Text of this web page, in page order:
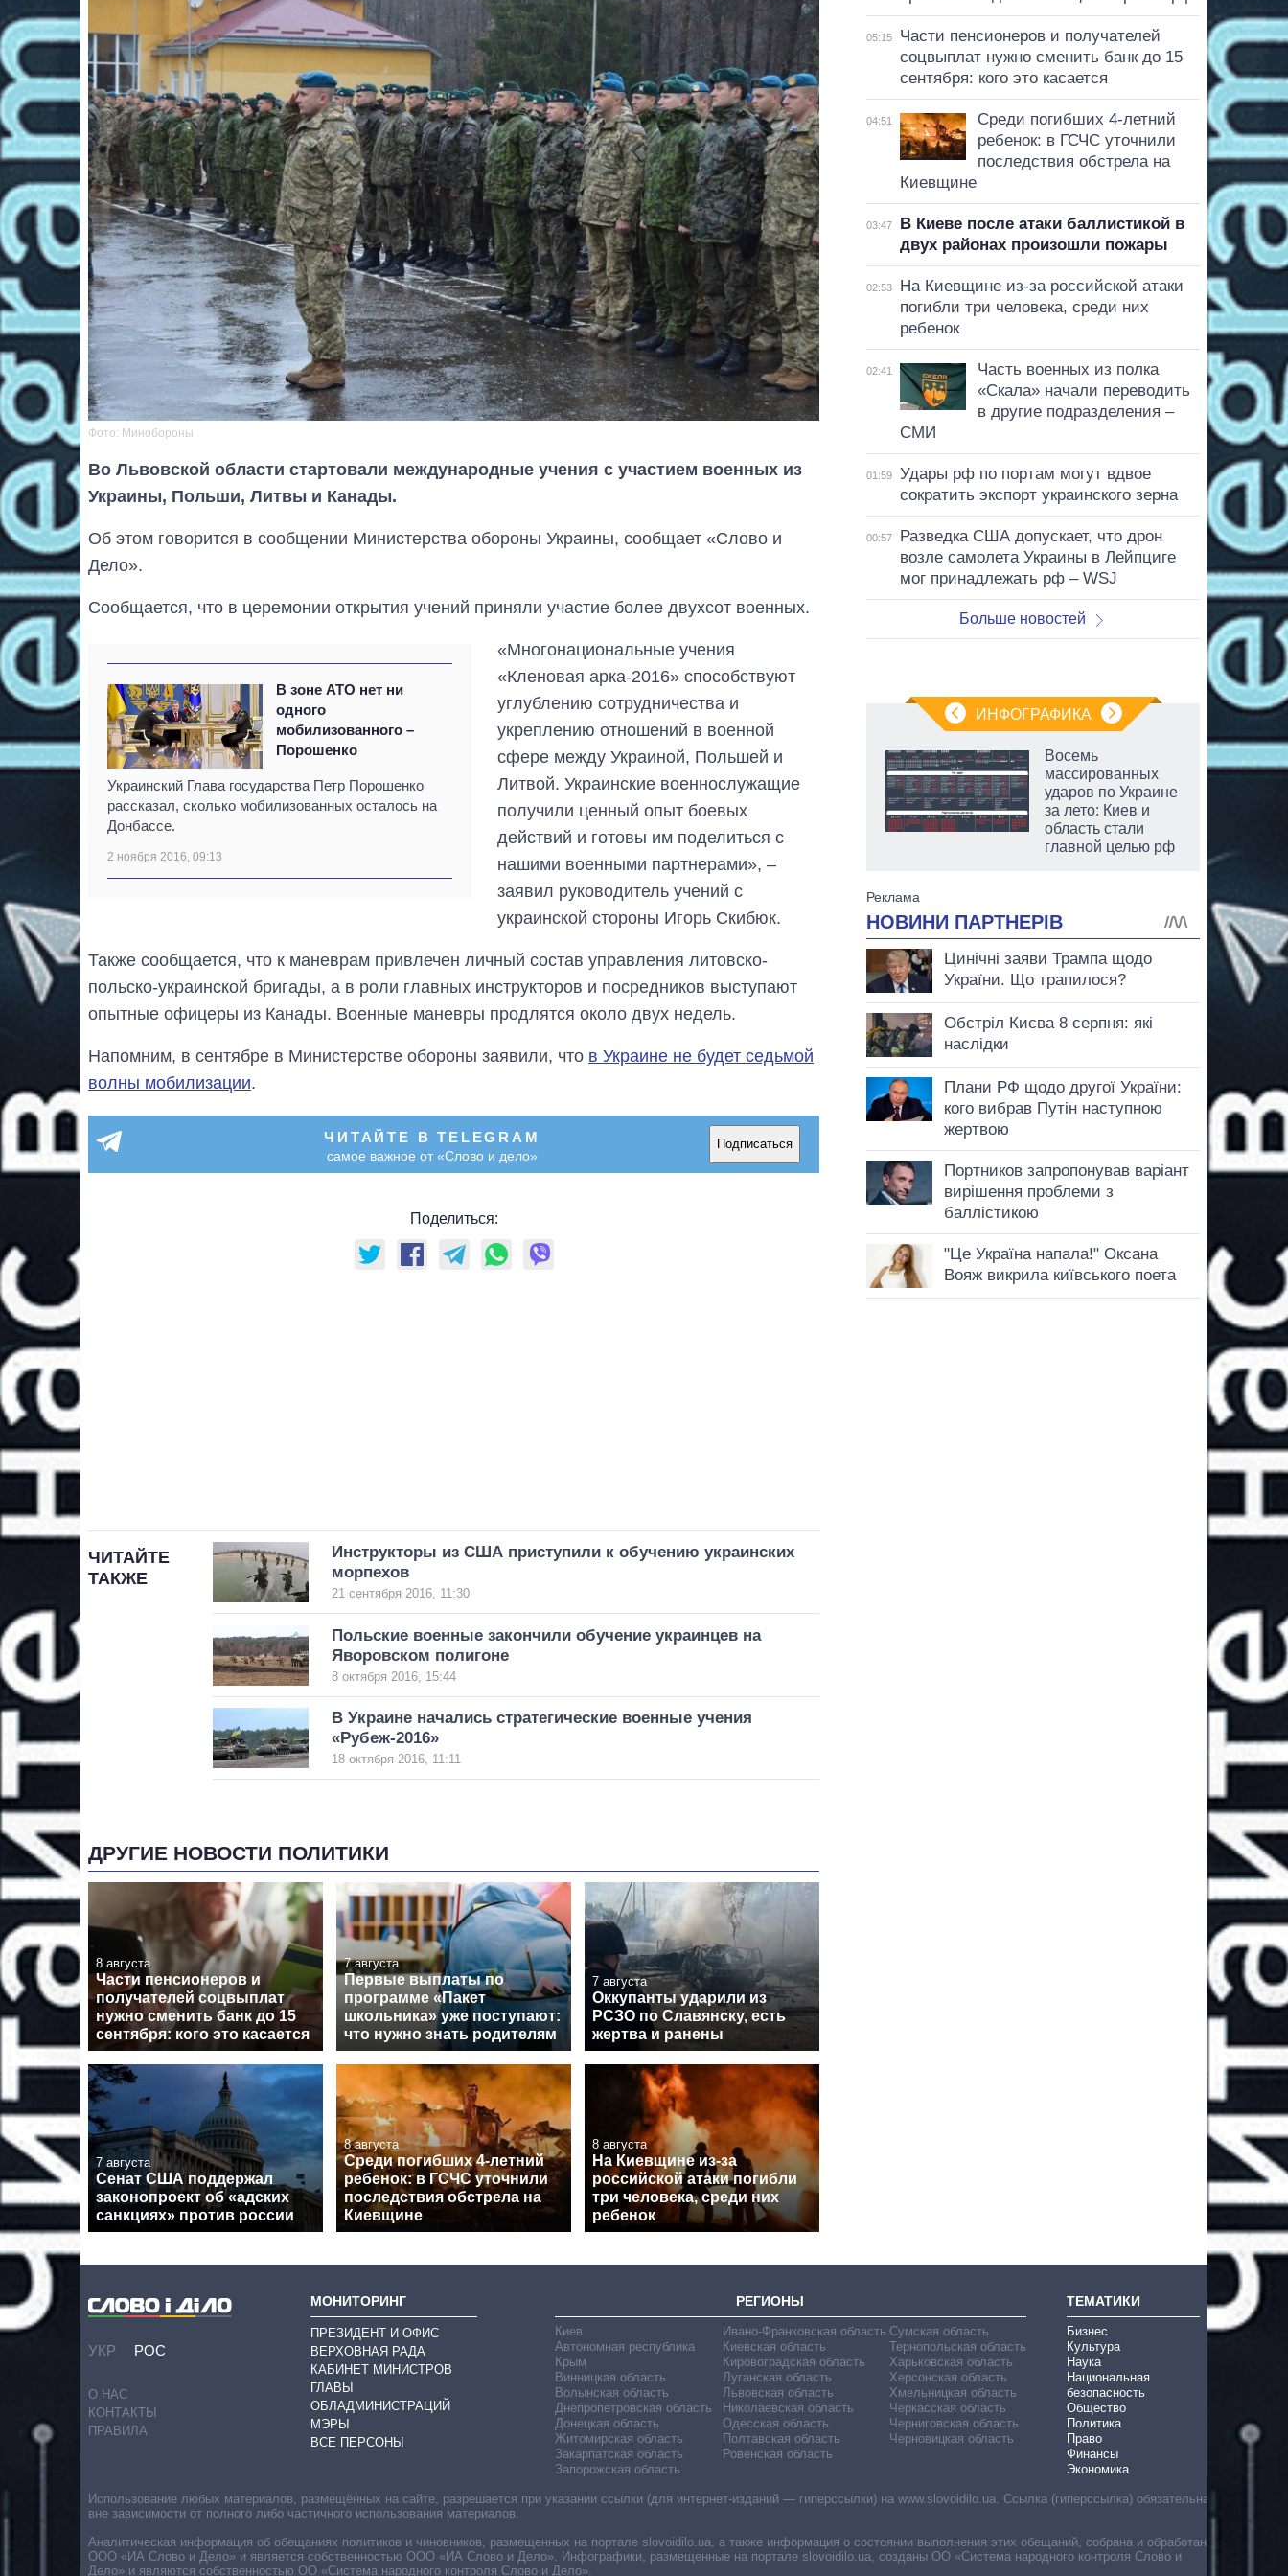
Фото: Минобороны
Во Львовской области стартовали международные учения с участием военных из
Украины, Польши, Литвы и Канады.
Об этом говорится в сообщении Министерства обороны Украины, сообщает «Слово и
Дело».
Сообщается, что в церемонии открытия учений приняли участие более двухсот военных.
В зоне АТО нет ни
одного
мобилизованного –
Порошенко
Украинский Глава государства Петр Порошенко
рассказал, сколько мобилизованных осталось на
Донбассе.
2 ноября 2016, 09:13
«Многонациональные учения
«Кленовая арка-2016» способствуют
углублению сотрудничества и
укреплению отношений в военной
сфере между Украиной, Польшей и
Литвой. Украинские военнослужащие
получили ценный опыт боевых
действий и готовы им поделиться с
нашими военными партнерами», –
заявил руководитель учений с
украинской стороны Игорь Скибюк.
Также сообщается, что к маневрам привлечен личный состав управления литовско-
польско-украинской бригады, а в роли главных инструкторов и посредников выступают
опытные офицеры из Канады. Военные маневры продлятся около двух недель.
Напомним, в сентябре в Министерстве обороны заявили, что в Украине не будет седьмой
волны мобилизации.
ЧИТАЙТЕ В TELEGRAM
самое важное от «Слово и дело»
Подписаться
Поделиться:
ЧИТАЙТЕ
ТАКЖЕ
Инструкторы из США приступили к обучению украинских
морпехов
21 сентября 2016, 11:30
Польские военные закончили обучение украинцев на
Яворовском полигоне
8 октября 2016, 15:44
В Украине начались стратегические военные учения
«Рубеж-2016»
18 октября 2016, 11:11
ДРУГИЕ НОВОСТИ ПОЛИТИКИ
8 августа
Части пенсионеров и
получателей соцвыплат
нужно сменить банк до 15
сентября: кого это касается
7 августа
Первые выплаты по
программе «Пакет
школьника» уже поступают:
что нужно знать родителям
7 августа
Оккупанты ударили из
РСЗО по Славянску, есть
жертва и ранены
7 августа
Сенат США поддержал
законопроект об «адских
санкциях» против россии
8 августа
Среди погибших 4-летний
ребенок: в ГСЧС уточнили
последствия обстрела на
Киевщине
8 августа
На Киевщине из-за
российской атаки погибли
три человека, среди них
ребенок
05:15
Части пенсионеров и получателей
соцвыплат нужно сменить банк до 15
сентября: кого это касается
04:51
Среди погибших 4-летний
ребенок: в ГСЧС уточнили
последствия обстрела на
Киевщине
03:47
В Киеве после атаки баллистикой в
двух районах произошли пожары
02:53
На Киевщине из-за российской атаки
погибли три человека, среди них
ребенок
02:41
Часть военных из полка
«Скала» начали переводить
в другие подразделения –
СМИ
01:59
Удары рф по портам могут вдвое
сократить экспорт украинского зерна
00:57
Разведка США допускает, что дрон
возле самолета Украины в Лейпциге
мог принадлежать рф – WSJ
Больше новостей
ИНФОГРАФИКА
Дефицит памяти:
на чипы за
последние годы и
на 2027-й
Восемь
массированных
ударов по Украине
за лето: Киев и
область стали
главной целью рф
УКР РОС
О НАС
КОНТАКТЫ
ПРАВИЛА
МОНИТОРИНГ
ПРЕЗИДЕНТ И ОФИС
ВЕРХОВНАЯ РАДА
КАБИНЕТ МИНИСТРОВ
ГЛАВЫ
ОБЛАДМИНИСТРАЦИЙ
МЭРЫ
ВСЕ ПЕРСОНЫ
РЕГИОНЫ
Киев
Автономная республика
Крым
Винницкая область
Волынская область
Днепропетровская область
Донецкая область
Житомирская область
Закарпатская область
Запорожская область
Ивано-Франковская область
Киевская область
Кировоградская область
Луганская область
Львовская область
Николаевская область
Одесская область
Полтавская область
Ровенская область
Сумская область
Тернопольская область
Харьковская область
Херсонская область
Хмельницкая область
Черкасская область
Черниговская область
Черновицкая область
ТЕМАТИКИ
Бизнес
Культура
Наука
Национальная
безопасность
Общество
Политика
Право
Финансы
Экономика
Использование любых материалов, размещённых на сайте, разрешается при указании ссылки (для интернет-изданий — гиперссылки) на www.slovoidilo.ua. Ссылка (гиперссылка) обязательна
вне зависимости от полного либо частичного использования материалов.
Аналитическая информация об обещаниях политиков и чиновников, размещенных на портале slovoidilo.ua, а также информация о состоянии выполнения этих обещаний, собрана и обработана
ООО «ИА Слово и Дело» и является собственностью ООО «ИА Слово и Дело». Инфографики, размещенные на портале slovoidilo.ua, созданы ОО «Система народного контроля Слово и
Дело» и являются собственностью ОО «Система народного контроля Слово и Дело».